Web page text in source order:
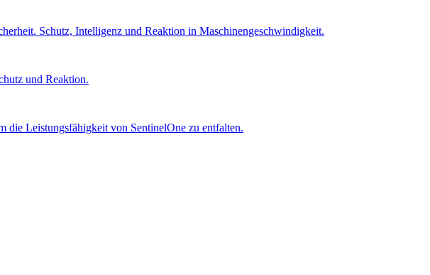
Schutz, Intelligenz und Reaktion in Maschinen­geschwindigkeit.
und Reaktion.
die Leistungsfähigkeit von SentinelOne zu entfalten.